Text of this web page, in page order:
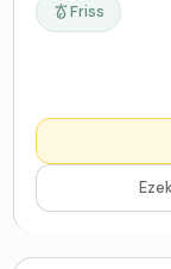
Friss